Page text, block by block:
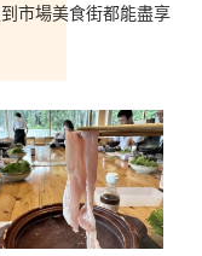
市場美食街都能盡享